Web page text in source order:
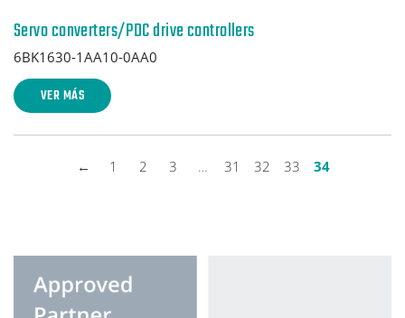
Servo converters/PDC drive controllers
6BK1630-1AA10-0AA0
VER MÁS
← 1 2 3 … 31 32 33 34